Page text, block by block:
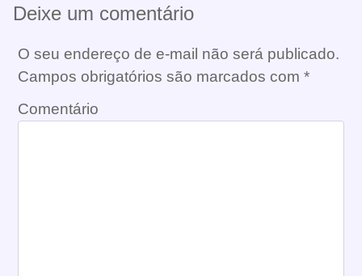
Deixe um comentário
O seu endereço de e-mail não será publicado.
Campos obrigatórios são marcados com *
Comentário